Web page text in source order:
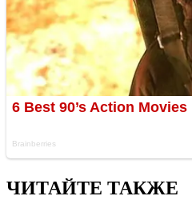
ЧИТАЙТЕ ТАКЖЕ